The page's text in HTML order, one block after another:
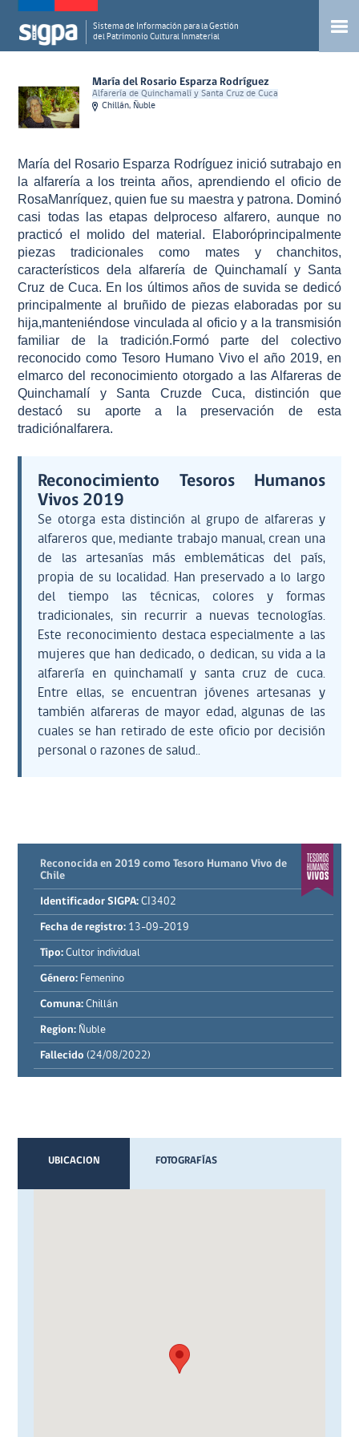
Sistema de Información para la Gestión
del Patrimonio Cultural Inmaterial
María del Rosario Esparza Rodríguez
Alfarería de Quinchamalí y Santa Cruz de Cuca
Chillán, Ñuble
María del Rosario Esparza Rodríguez inició sutrabajo en
la alfarería a los treinta años, aprendiendo el oficio de
RosaManríquez, quien fue su maestra y patrona. Dominó
casi todas las etapas delproceso alfarero, aunque no
practicó el molido del material. Elaboróprincipalmente
piezas tradicionales como mates y chanchitos,
característicos dela alfarería de Quinchamalí y Santa
Cruz de Cuca. En los últimos años de suvida se dedicó
principalmente al bruñido de piezas elaboradas por su
hija,manteniéndose vinculada al oficio y a la transmisión
familiar de la tradición.Formó parte del colectivo
reconocido como Tesoro Humano Vivo el año 2019, en
elmarco del reconocimiento otorgado a las Alfareras de
Quinchamalí y Santa Cruzde Cuca, distinción que
destacó su aporte a la preservación de esta
tradiciónalfarera.
Reconocimiento Tesoros Humanos
Vivos 2019
Se otorga esta distinción al grupo de alfareras y
alfareros que, mediante trabajo manual, crean una
de las artesanías más emblemáticas del país,
propia de su localidad. Han preservado a lo largo
del tiempo las técnicas, colores y formas
tradicionales, sin recurrir a nuevas tecnologías.
Este reconocimiento destaca especialmente a las
mujeres que han dedicado, o dedican, su vida a la
alfarería en quinchamalí y santa cruz de cuca.
Entre ellas, se encuentran jóvenes artesanas y
también alfareras de mayor edad, algunas de las
cuales se han retirado de este oficio por decisión
personal o razones de salud..
Reconocida en 2019 como Tesoro Humano Vivo de
Chile
Identificador SIGPA: CI3402
Fecha de registro: 13-09-2019
Tipo: Cultor individual
Género: Femenino
Comuna: Chillán
Region: Ñuble
Fallecido (24/08/2022)
UBICACION FOTOGRAFÍAS